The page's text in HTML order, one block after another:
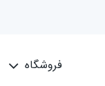
فروشگاه